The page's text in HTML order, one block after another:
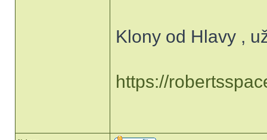
Klony od Hlavy ,
https://